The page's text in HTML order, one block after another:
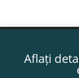
Aflați